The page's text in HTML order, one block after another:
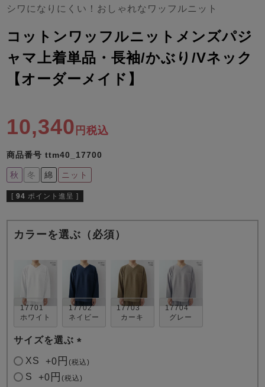
売れ筋ランキング
ガールズ前開
き
ガールズかぶ
り
ボーイズ長袖
ガールズ上着
単品
ガールズズボ
ン単品
ボーイズ上着
ボーイズズボ
売れ筋ランキング
- Item Ranking -
シワになりにくい！おしゃれなワッフルニット
コットンワッフルニットメンズパジ
ャマ上着単品・長袖/かぶり/Vネック
【オーダーメイド】
10,340 税込
商品番号 ttm40_17700
秋 冬 綿 ニット
[ 94 ポイント進呈 ]
カラーを選ぶ（必須）
17701
ホワイト
17702
ネイビー
17703
カーキ
17704
グレー
サイズを選ぶ
(
XS +0 税込
S +0 税込